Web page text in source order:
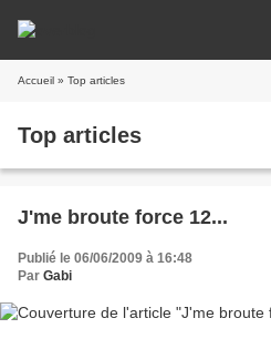
Accueil » Top articles
Top articles
J'me broute force 12...
Publié le 06/06/2009 à 16:48
Par Gabi